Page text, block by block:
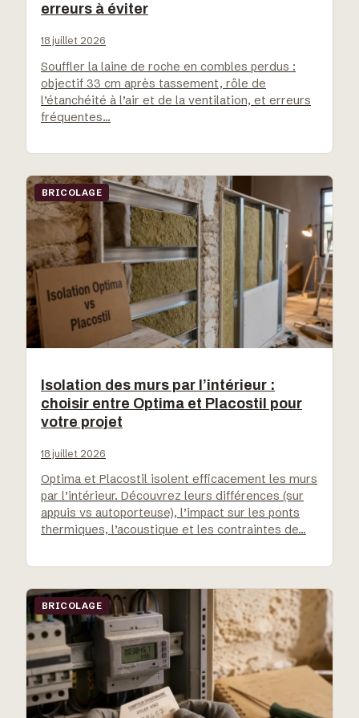
erreurs à éviter
18 juillet 2026
Souffler la laine de roche en combles perdus :
objectif 33 cm après tassement, rôle de
l’étanchéité à l’air et de la ventilation, et erreurs
fréquentes…
BRICOLAGE
Isolation des murs par l’intérieur :
choisir entre Optima et Placostil pour
votre projet
18 juillet 2026
Optima et Placostil isolent efficacement les murs
par l’intérieur. Découvrez leurs différences (sur
appuis vs autoporteuse), l’impact sur les ponts
thermiques, l’acoustique et les contraintes de…
BRICOLAGE